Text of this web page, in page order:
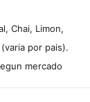
Chai, Limon,
por pais).
mercado